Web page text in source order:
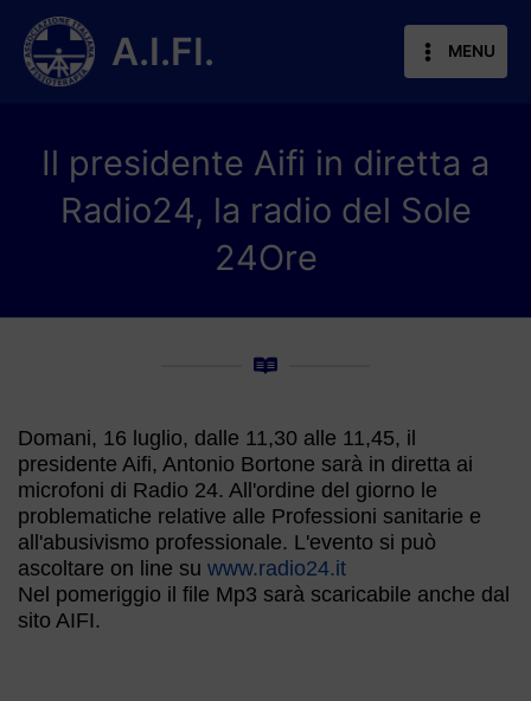
contenuto
A.I.FI. MENU
Il presidente Aifi in diretta a
Radio24, la radio del Sole
24Ore
Domani, 16 luglio, dalle 11,30 alle 11,45, il
presidente Aifi, Antonio Bortone sarà in diretta ai
microfoni di Radio 24. All'ordine del giorno le
problematiche relative alle Professioni sanitarie e
all'abusivismo professionale. L'evento si può
ascoltare on line su www.radio24.it
Nel pomeriggio il file Mp3 sarà scaricabile anche dal
sito AIFI.